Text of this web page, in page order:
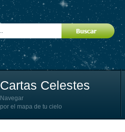
Cartas Celestes
Navegar
por el mapa de tu cielo